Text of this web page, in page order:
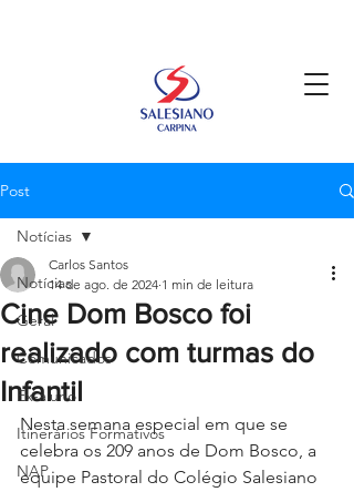
Post
Notícias
Geral
Comunicados
Ex-aluno
Itinerários Formativos
NAP
Notícias
Cine Dom Bosco foi
realizado com turmas do
Infantil
Carlos Santos
14 de ago. de 2024 1 min de leitura
Nesta semana especial em que se
celebra os 209 anos de Dom Bosco, a
equipe Pastoral do Colégio Salesiano